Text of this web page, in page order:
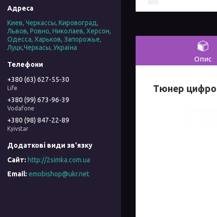
Опис
Тюнер
Киев, Черкассы, Кировоград,
Львов, Ровно, Николаев, Херсон,
Одесса, Харьков, Запорожье,
Луцк,Черкасы, Україна
+380 (63) 627-55-30
Life
+380 (99) 673-96-39
Vodafone
+380 (98) 847-22-89
Kyivstar
http://2simka.com.ua
emobishop@ukr.net